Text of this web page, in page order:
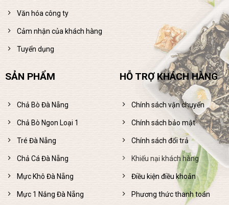
Văn hóa công ty
Cảm nhận của khách hàng
Tuyển dụng
SẢN PHẨM
Chả Bò Đà Nẵng
Chả Bò Ngon Loại 1
Tré Đà Nẵng
Chả Cá Đà Nẵng
Mực Khô Đà Nẵng
Mực 1 Nắng Đà Nẵng
HỖ TRỢ KHÁCH HÀNG
Chính sách vận chuyển
Chính sách bảo mật
Chính sách đổi trả
Khiếu nại khách hàng
Điều kiện điều khoản
Phương thức thanh toán